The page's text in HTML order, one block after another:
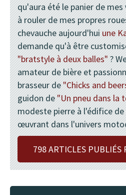
qu'aura été le panier de
à rouler de mes propres
chevauche aujourd'huiune
demande qu'à être
"bratstyle à deux balles"?
amateur de bière et
brasseur de"Chicks and
guidon de"Un pneu dans la
modeste pierre à l'édifice
œuvrant dans l'univers
798 ARTICLES PUBLIÉS